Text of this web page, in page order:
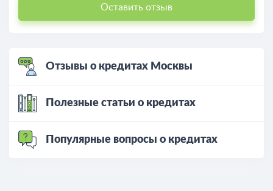
Оставить отзыв
Отзывы о кредитах Москвы
Полезные статьи о кредитах
Популярные вопросы о кредитах